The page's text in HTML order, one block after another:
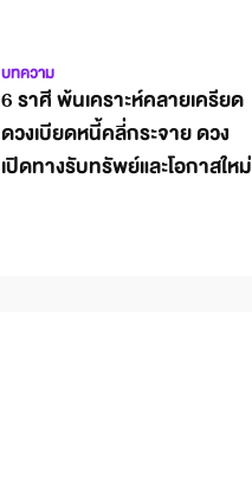
บทความ
6 ราศี พ้นเคราะห์คลายเครียด
ดวงเบียดหนี้คลี่กระจาย ดวง
เปิดทางรับทรัพย์และโอกาสใหม่